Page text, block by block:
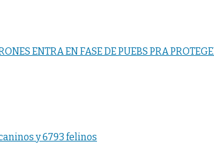
ENTRA EN FASE DE PUEBS PRA
y 6793 felinos